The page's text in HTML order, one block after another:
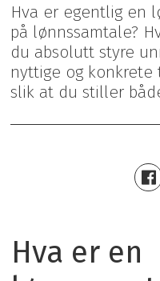
Hva er egentlig en
på lønnssamtale?
du absolutt styre
nyttige og
slik at du stiller
Hva er en